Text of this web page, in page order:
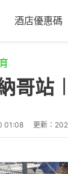
酒店優惠碼
哥站
01:08 更新：